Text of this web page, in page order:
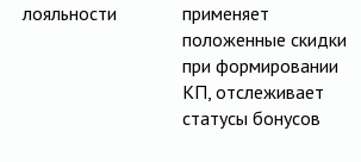
лояльности
применяет
положенные скидки
при формировании
КП, отслеживает
статусы бонусов